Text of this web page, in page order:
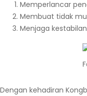
Memperlancar
Membuat tidak
Menjaga
Dengan kehadiran